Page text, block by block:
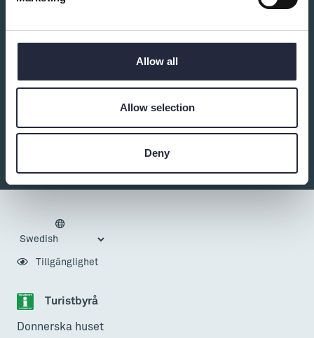
Allow all
Allow selection
Deny
Cykla
Alla är välkomna till våra Visby-nära cykelturer
onsdagar 09:00 vid Österport.
Turistbyrå
Donnerska huset
Tillgänglighet